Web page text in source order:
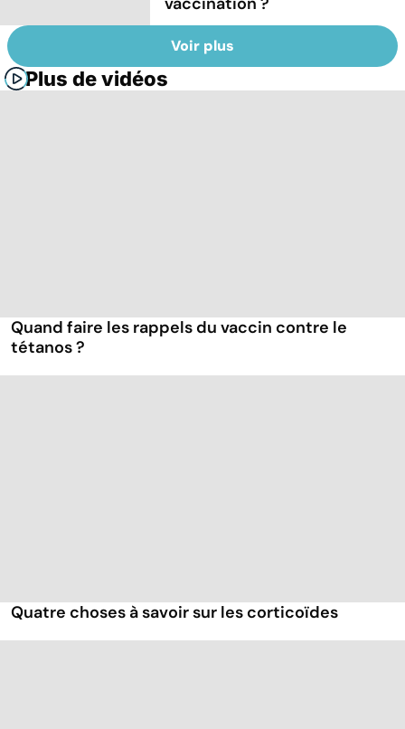
Voir plus
Plus de vidéos
Quand faire les rappels du vaccin contre le
tétanos ?
Quatre choses à savoir sur les corticoïdes